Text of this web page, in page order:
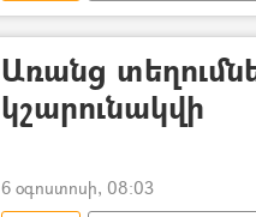
Քամի
Անձրև
Առանց
կշարունակվի
6 օգոստոսի, 08:03